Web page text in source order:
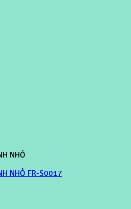
NHỎ
NHỎ FR-S0017